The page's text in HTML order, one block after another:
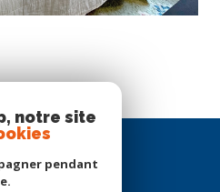
Se
notre site
pendant